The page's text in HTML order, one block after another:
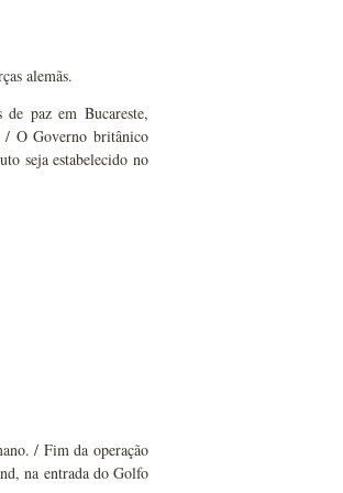
alemãs.
paz em Bucareste,
/ O Governo britânico
seja estabelecido no
/ Fim da operação
na entrada do Golfo